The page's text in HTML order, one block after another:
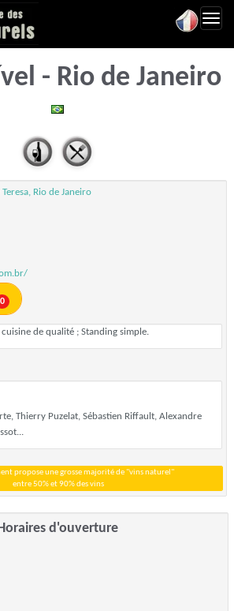
- Rio de Janeiro
Rio de Janeiro
0
cuisine de qualité ; Standing simple.
Thierry Puzelat, Sébastien Riffault, Alexandre
propose une grosse majorité de "vins naturel"
entre 50% et 90% des vins
d'ouverture